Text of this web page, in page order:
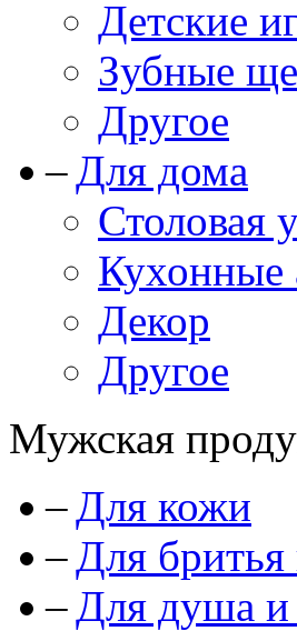
Детские
Зубные
Другое
Для дома
Столовая
Кухонные
Декор
Другое
Мужская
Для кожи
Для бритья
Для душа